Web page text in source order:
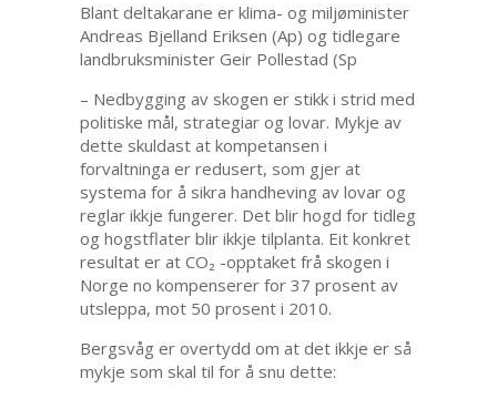
Blant deltakarane er klima- og miljøminister
Andreas Bjelland Eriksen (Ap) og tidlegare
landbruksminister Geir Pollestad (Sp
– Nedbygging av skogen er stikk i strid med
politiske mål, strategiar og lovar. Mykje av
dette skuldast at kompetansen i
forvaltninga er redusert, som gjer at
systema for å sikra handheving av lovar og
reglar ikkje fungerer. Det blir hogd for tidleg
og hogstflater blir ikkje tilplanta. Eit konkret
resultat er at CO₂ -opptaket frå skogen i
Norge no kompenserer for 37 prosent av
utsleppa, mot 50 prosent i 2010.
Bergsvåg er overtydd om at det ikkje er så
mykje som skal til for å snu dette: